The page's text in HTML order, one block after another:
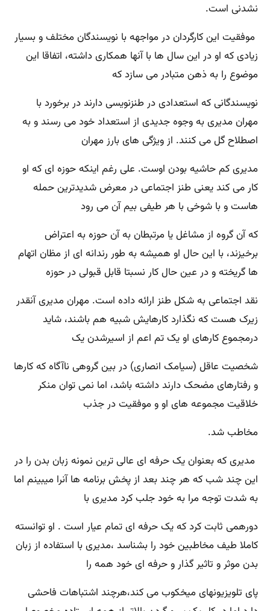
نشدنی است.
موفقیت این کارگردان در مواجهه با نویسندگان مختلف و بسیار
زیادی که او در این سال ها با آنها همکاری داشته، اتفاقا این
موضوع را به ذهن متبادر می سازد که
نویسندگانی که استعدادی در طنزنویسی دارند در برخورد با
مهران مدیری به وجوه جدیدی از استعداد خود می رسند و به
اصطلاح گل می کنند. از ویژگی های بارز مهران
مدیری کم حاشیه بودن اوست. علی رغم اینکه حوزه ای که او
کار می کند یعنی طنز اجتماعی در معرض شدیدترین حمله
هاست و با شوخی با هر طیفی بیم آن می رود
که آن گروه از مشاغل یا مرتبطان به آن حوزه به اعتراض
برخیزند، با این حال او همیشه به طور رندانه ای از مظان اتهام
ها گریخته و در عین حال کار نسبتا قابل قبولی در حوزه
نقد اجتماعی به شکل طنز ارائه داده است. مهران مدیری آنقدر
زیرک هست که نگذارد کارهایش شبیه هم باشند، شاید
درمجموع کارهای او یک تم اعم از اسیرشدن یک
شخصیت عاقل (سیامک انصاری) در بین گروهی ناآگاه که کارها
و رفتارهای مضحک دارند داشته باشد، اما نمی توان منکر
خلاقیت مجموعه های او و موفقیت در جذب
مخاطب شد.
مدیری که بعنوان یک حرفه ای عالی ترین نمونه زبان بدن را در
این چند شب که هر چند بعد از پخش برنامه ها آنرا میبینم اما
به شدت توجه مرا به خود جلب کرد مدیری با
دورهمی ثابت کرد که یک حرفه ای تمام عیار است . او توانسته
کاملا طیف مخاطبین خود را بشناسد ،مدیری با استفاده از زبان
بدن موثر و تاثیر گذار و حرفه ای خود همه را
پای تلویزیونهای میخکوب می کند،هرچند اشتباهات فاحشی